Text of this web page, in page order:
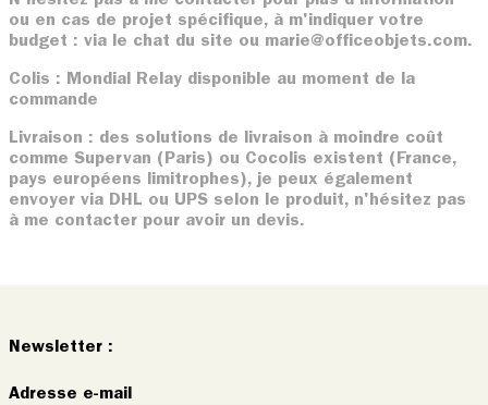
ou en cas de projet spécifique, à m'indiquer votre
budget : via le chat du site ou marie@officeobjets.com.
Colis : Mondial Relay disponible au moment de la
commande
Livraison : des solutions de livraison à moindre coût
comme Supervan (Paris) ou Cocolis existent (France,
pays européens limitrophes), je peux également
envoyer via DHL ou UPS selon le produit, n'hésitez pas
à me contacter pour avoir un devis.
Newsletter :
Adresse